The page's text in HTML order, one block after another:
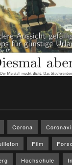
Corona
Film
Hochschule